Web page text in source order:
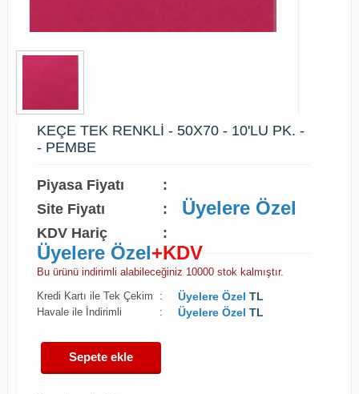
KEÇE TEK RENKLİ - 50X70 - 10'LU PK. -
- PEMBE
Piyasa Fiyatı
:
Site Fiyatı
: Üyelere Özel
KDV Hariç :
Üyelere Özel+KDV
Bu ürünü indirimli alabileceğiniz 10000 stok kalmıştır.
Kredi Kartı ile Tek Çekim
: Üyelere Özel TL
Havale ile İndirimli : Üyelere Özel TL
Sepete ekle